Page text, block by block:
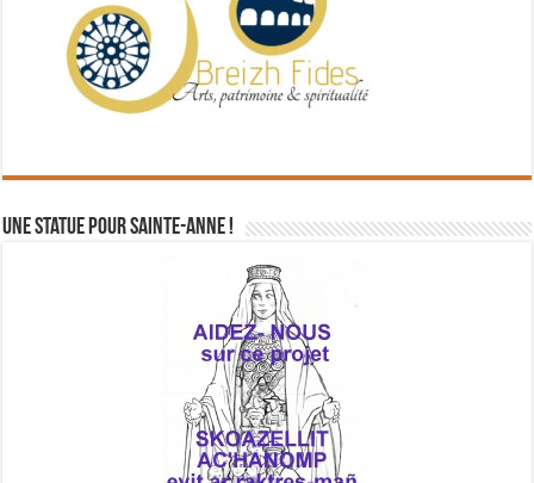
Une statue pour Sainte-Anne !